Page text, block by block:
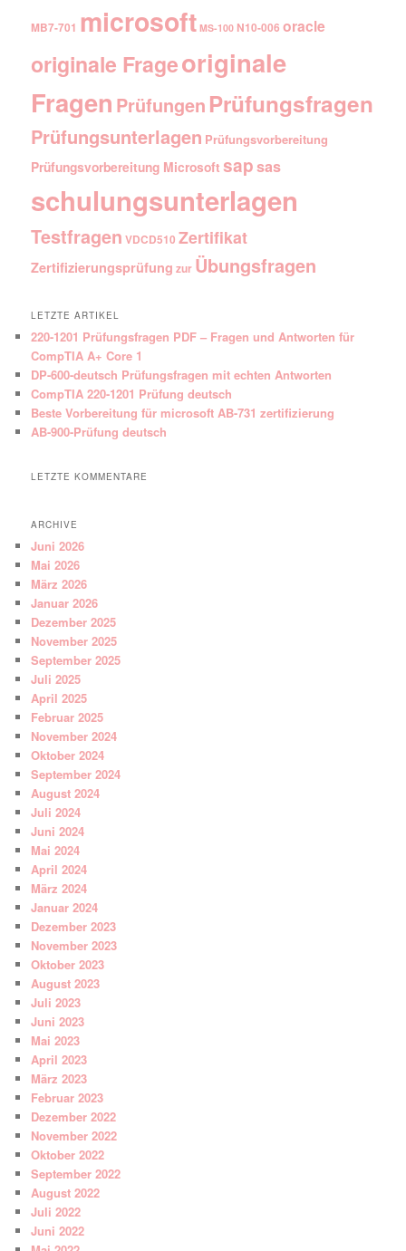
MB7-701 microsoft MS-100 N10-006 oracle
originale Frageoriginale
Fragen Prüfungen Prüfungsfragen
Prüfungsunterlagen Prüfungsvorbereitung
Prüfungsvorbereitung Microsoft sapsas
schulungsunterlagen
Testfragen VDCD510 Zertifikat
Zertifizierungsprüfung zur Übungsfragen
LETZTE ARTIKEL
220-1201 Prüfungsfragen PDF – Fragen und Antworten für
CompTIA A+ Core 1
DP-600-deutsch Prüfungsfragen mit echten Antworten
CompTIA 220-1201 Prüfung deutsch
Beste Vorbereitung für microsoft AB-731 zertifizierung
AB-900-Prüfung deutsch
LETZTE KOMMENTARE
ARCHIVE
Juni 2026
Mai 2026
März 2026
Januar 2026
Dezember 2025
November 2025
September 2025
Juli 2025
April 2025
Februar 2025
November 2024
Oktober 2024
September 2024
August 2024
Juli 2024
Juni 2024
Mai 2024
April 2024
März 2024
Januar 2024
Dezember 2023
November 2023
Oktober 2023
August 2023
Juli 2023
Juni 2023
Mai 2023
April 2023
März 2023
Februar 2023
Dezember 2022
November 2022
Oktober 2022
September 2022
August 2022
Juli 2022
Juni 2022